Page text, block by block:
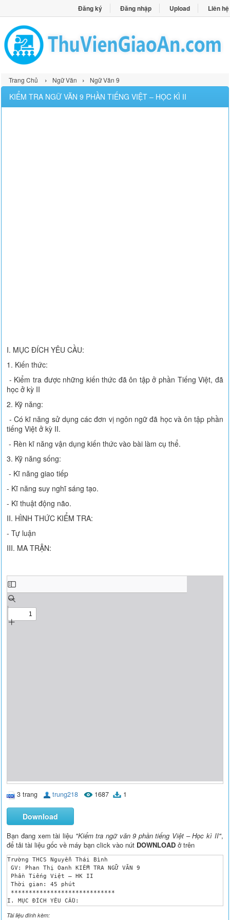
Đăng ký Đăng nhập Upload Liên hệ
Trang Chủ › Ngữ Văn › Ngữ Văn 9
KIỂM TRA NGỮ VĂN 9 PHẦN TIẾNG VIỆT – HỌC KÌ II
I. MỤC ĐÍCH YÊU CẦU:
1. Kiến thức:
- Kiểm tra được những kiến thức đã ôn tập ở phần Tiếng Việt, đã
học ở kỳ II
2. Kỹ năng:
- Có kĩ năng sử dụng các đơn vị ngôn ngữ đã học và ôn tập phần
tiếng Việt ở kỳ II.
- Rèn kĩ năng vận dụng kiến thức vào bài làm cụ thể.
3. Kỹ năng sống:
- Kĩ năng giao tiếp
- Kĩ năng suy nghĩ sáng tạo.
- Kĩ thuật động não.
II. HÌNH THỨC KIỂM TRA:
- Tự luận
III. MA TRẬN:
3 trang trung218 1687 1
Download
Bạn đang xem tài liệu "Kiểm tra ngữ văn 9 phần tiếng Việt – Học kì II",
để tải tài liệu gốc về máy bạn click vào nút DOWNLOAD ở trên
Trường THCS Nguyễn Thái Bình
GV: Phan Thị Oanh KIỂM TRA NGỮ VĂN 9
Phần Tiếng Việt – HK II
Thời gian: 45 phút
*****************************
I. MỤC ĐÍCH YÊU CẦU:
1. Kiến thức:
- Kiểm tra được những kiến thức đã ôn tập ở phần Tiếng
Tài liệu đính kèm: